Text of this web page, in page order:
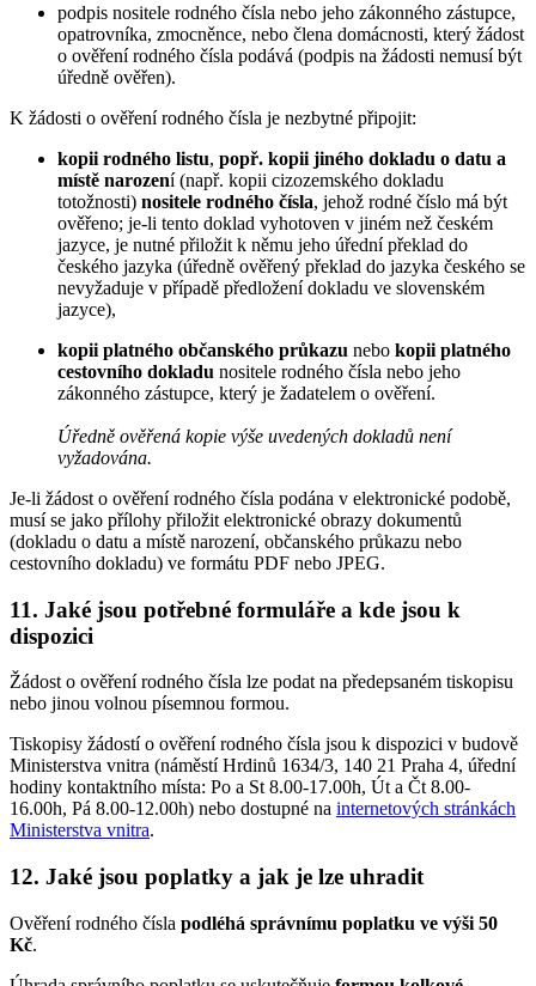
podpis nositele rodného čísla nebo jeho zákonného zástupce,
opatrovníka, zmocněnce, nebo člena domácnosti, který žádost
o ověření rodného čísla podává (podpis na žádosti nemusí být
úředně ověřen).
K žádosti o ověření rodného čísla je nezbytné připojit:
kopii rodného listu, popř. kopii jiného dokladu o datu a
místě narození (např. kopii cizozemského dokladu
totožnosti) nositele rodného čísla, jehož rodné číslo má být
ověřeno; je-li tento doklad vyhotoven v jiném než českém
jazyce, je nutné přiložit k němu jeho úřední překlad do
českého jazyka (úředně ověřený překlad do jazyka českého se
nevyžaduje v případě předložení dokladu ve slovenském
jazyce),
kopii platného občanského průkazu nebo kopii platného
cestovního dokladu nositele rodného čísla nebo jeho
zákonného zástupce, který je žadatelem o ověření.
Úředně ověřená kopie výše uvedených dokladů není
vyžadována.
Je-li žádost o ověření rodného čísla podána v elektronické podobě,
musí se jako přílohy přiložit elektronické obrazy dokumentů
(dokladu o datu a místě narození, občanského průkazu nebo
cestovního dokladu) ve formátu PDF nebo JPEG.
11. Jaké jsou potřebné formuláře a kde jsou k
dispozici
Žádost o ověření rodného čísla lze podat na předepsaném tiskopisu
nebo jinou volnou písemnou formou.
Tiskopisy žádostí o ověření rodného čísla jsou k dispozici v budově
Ministerstva vnitra (náměstí Hrdinů 1634/3, 140 21 Praha 4, úřední
hodiny kontaktního místa: Po a St 8.00-17.00h, Út a Čt 8.00-
16.00h, Pá 8.00-12.00h) nebo dostupné na internetových stránkách
Ministerstva vnitra.
12. Jaké jsou poplatky a jak je lze uhradit
Ověření rodného čísla podléhá správnímu poplatku ve výši 50
Kč.